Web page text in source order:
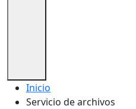
Inicio
Servicio de archivos